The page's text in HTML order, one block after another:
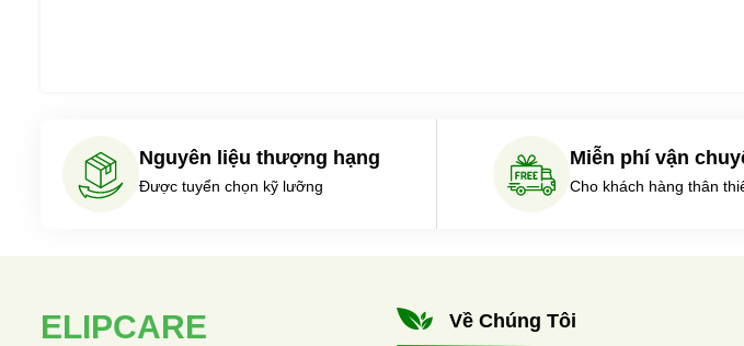
Nguyên liệu thượng hạng
Được tuyển chọn kỹ lưỡng
Miễn phí vận
Cho khách hàng thân
ELIPCARE Về Chúng Tôi